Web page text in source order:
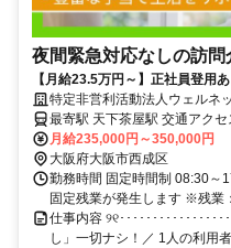
夜間緊急対応なしの訪問
【月給23.5万円～】正社員登用
すさバツグン！
特定非営利活動法人ウェルネ
最寄駅 天下茶屋駅 交通アクセス 大阪メトロ堺筋線「天下茶屋駅」よ
り徒歩3分 南海電鉄本線「天下茶屋駅」より徒歩3分 阪堺電気軌道阪
月給235,000円～350,000円
大阪府大阪市西成区
勤務時間 固定時間制 08:30
固定残業が発生します ※残業
仕事内容 ୨୧･･･････････････
し」一切ナシ！／ 1人の利用